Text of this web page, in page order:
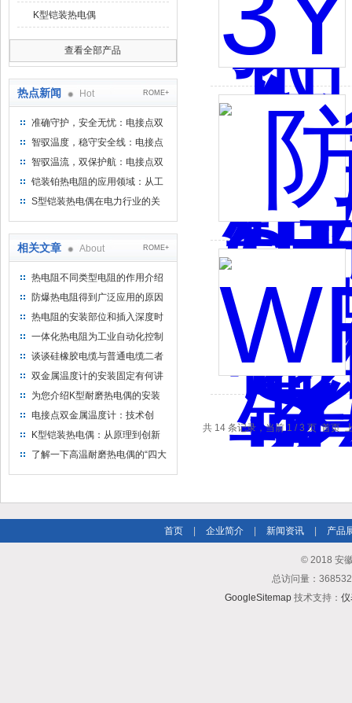
K型铠装热电偶
查看全部产品
热点新闻 Hot ROME+
准确守护，安全无忧：电接点双
金属温度计——测温新选择
智驭温度，稳守安全线：电接点
双金属温度计的创新守护
智驭温流，双保护航：电接点双
金属温度计在工业领域的革新应
铠装铂热电阻的应用领域：从工
业到科研，无所不在的温度测量
S型铠装热电偶在电力行业的关
相关文章 About ROME+
热电阻不同类型电阻的作用介绍
防爆热电阻得到广泛应用的原因
是什么呢
热电阻的安装部位和插入深度时
需要注意的几个事项
一体化热电阻为工业自动化控制
带来了福音
谈谈硅橡胶电缆与普通电缆二者
之间的区别
双金属温度计的安装固定有何讲
究？
为您介绍K型耐磨热电偶的安装
要求
电接点双金属温度计：技术创
新，提升温度测量水平
K型铠装热电偶：从原理到创新
的温度测量技术
了解一下高温耐磨热电偶的“四大
共 14 条记录，当前 1 / 3 页 首页
首页 企业简介 新闻资讯 产品
© 2018 安
总访问量：
GoogleSitemap技术支持： 仪